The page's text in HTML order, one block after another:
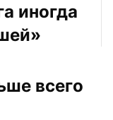
иногда
всего